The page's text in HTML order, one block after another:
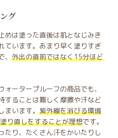
グ
めは塗った直後は肌となじみき
ています。あまり早く塗りすぎ
、外出の直前ではなく15分ほど
ータープルーフの商品でも、
することは難しく摩擦や汗など
まいます。紫外線を浴びる環境
り直しをすることが理想です。
たり、たくさん汗をかいたりし